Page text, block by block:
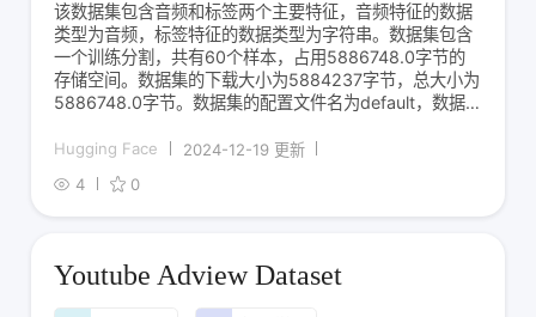
该数据集包含音频和标签两个主要特征，音频特征的数据
类型为音频，标签特征的数据类型为字符串。数据集包含
一个训练分割，共有60个样本，占用5886748.0字节的
存储空间。数据集的下载大小为5884237字节，总大小为
5886748.0字节。数据集的配置文件名为default，数据
Hugging Face
2024-12-19 更新
4
0
Youtube Adview Dataset